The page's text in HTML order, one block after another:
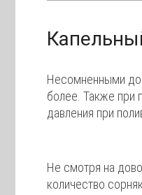
Несомненными
более. Также при
давления при
Не смотря на
количество